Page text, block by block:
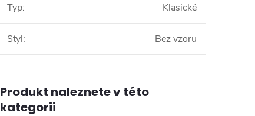
Typ: Klasické
Styl: Bez vzoru
Produkt naleznete v této
kategorii